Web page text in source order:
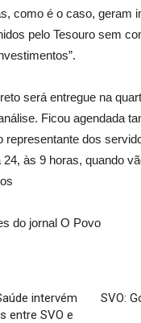
como é o caso, geram
pelo Tesouro sem
será entregue na
Ficou agendada
representante dos
24, às 9 horas, quando
do jornal O Povo
intervém
entre SVO e
SVO: